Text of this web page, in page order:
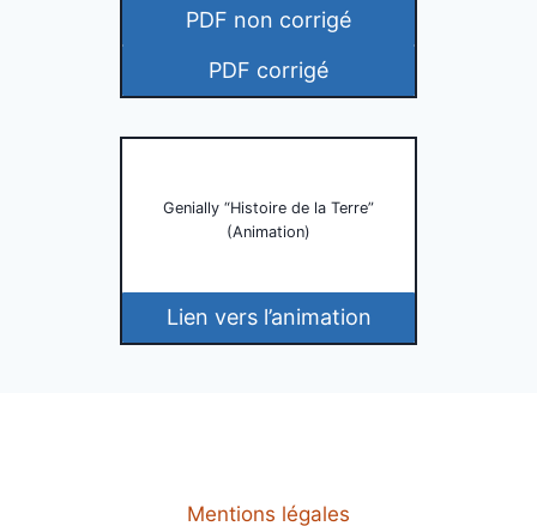
PDF non corrigé
PDF corrigé
Genially “Histoire de la Terre”
(Animation)
Lien vers l’animation
Mentions légales